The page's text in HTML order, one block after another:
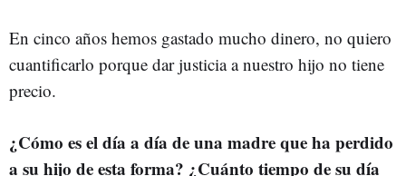
En cinco años hemos gastado mucho dinero, no quiero
cuantificarlo porque dar justicia a nuestro hijo no tiene
precio.
¿Cómo es el día a día de una madre que ha perdido
a su hijo de esta forma? ¿Cuánto tiempo de su día